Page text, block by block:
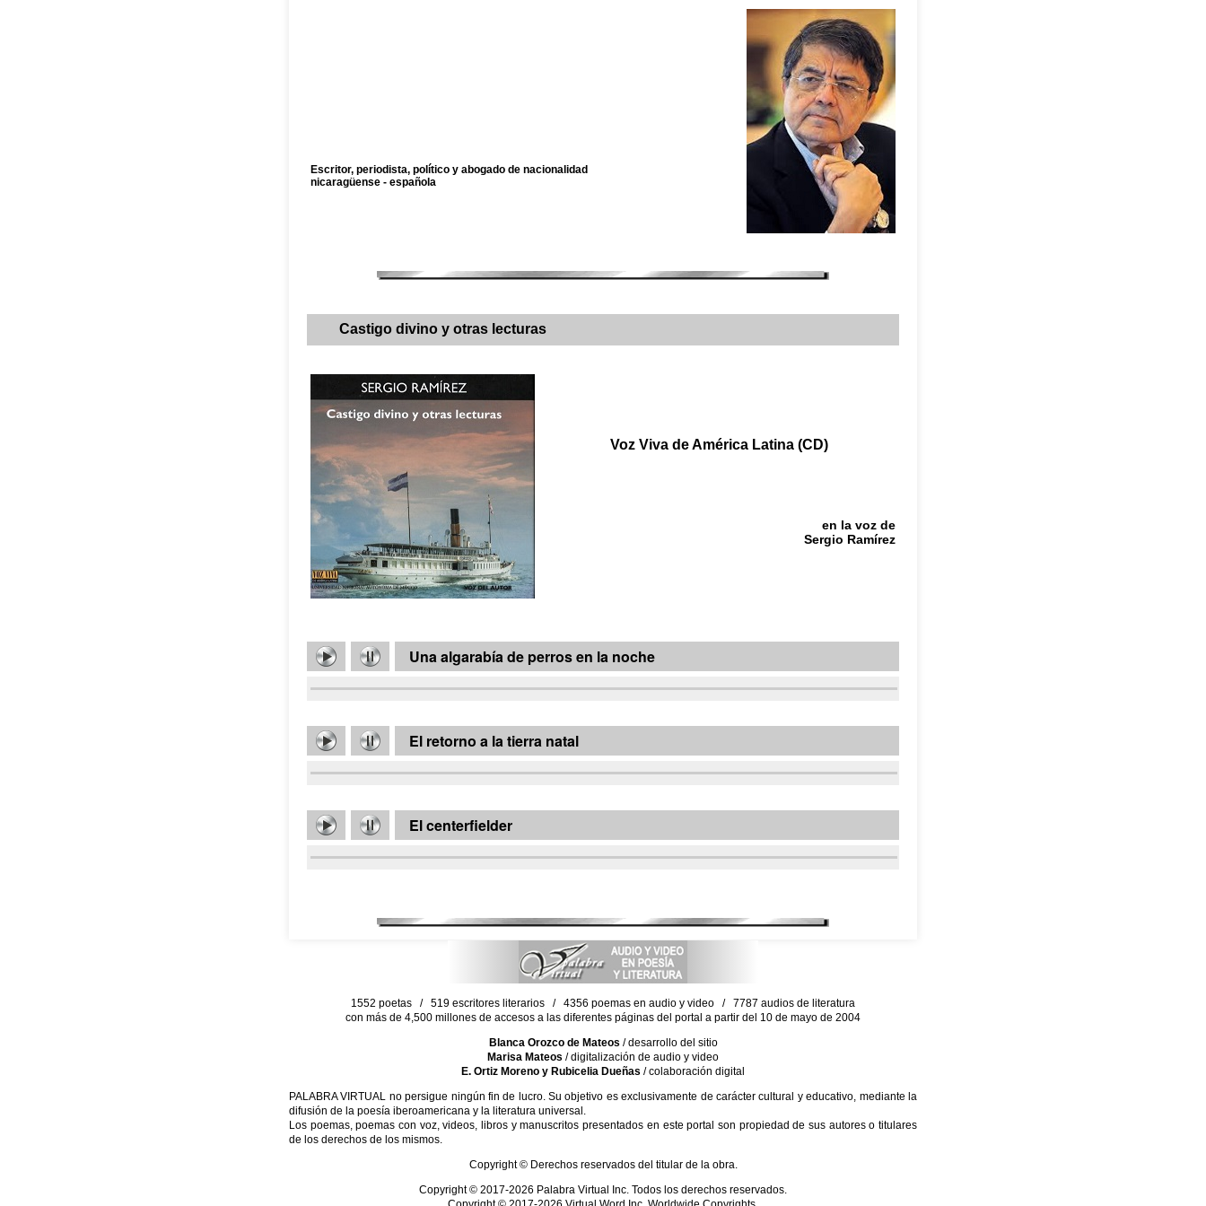
Escritor, periodista, político y abogado de nacionalidad
nicaragüense - española
Castigo divino y otras lecturas
Voz Viva de América Latina (CD)
en la voz de
Sergio Ramírez
Una algarabía de perros en la noche
El retorno a la tierra natal
El centerfielder
1552 poetas / 519 escritores literarios / 4356 poemas en audio y video / 7787 audios de literatura
con más de 4,500 millones de accesos a las diferentes páginas del portal a partir del 10 de mayo de 2004
Blanca Orozco de Mateos / desarrollo del sitio
Marisa Mateos / digitalización de audio y video
E. Ortiz Moreno y Rubicelia Dueñas / colaboración digital
PALABRA VIRTUAL no persigue ningún fin de lucro. Su objetivo es exclusivamente de carácter cultural y educativo, mediante la
difusión de la poesía iberoamericana y la literatura universal.
Los poemas, poemas con voz, videos, libros y manuscritos presentados en este portal son propiedad de sus autores o titulares
de los derechos de los mismos.
Copyright © Derechos reservados del titular de la obra.
Copyright © 2017-2026 Palabra Virtual Inc. Todos los derechos reservados.